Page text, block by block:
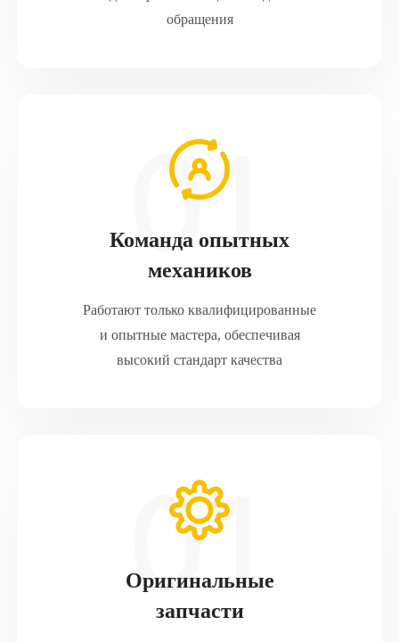
обращения
Команда опытных
механиков
Работают только квалифицированные
и опытные мастера, обеспечивая
высокий стандарт качества
Оригинальные
запчасти